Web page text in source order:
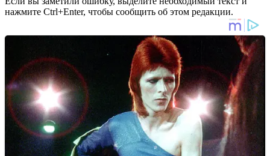
нажмите Ctrl+Enter, чтобы сообщить об этом редакции.